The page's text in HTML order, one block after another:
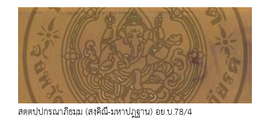
สตฺตปฺปกรณาภิธมฺม (สงฺคิณี-มหาปฎฐาน) อย.บ.78/4